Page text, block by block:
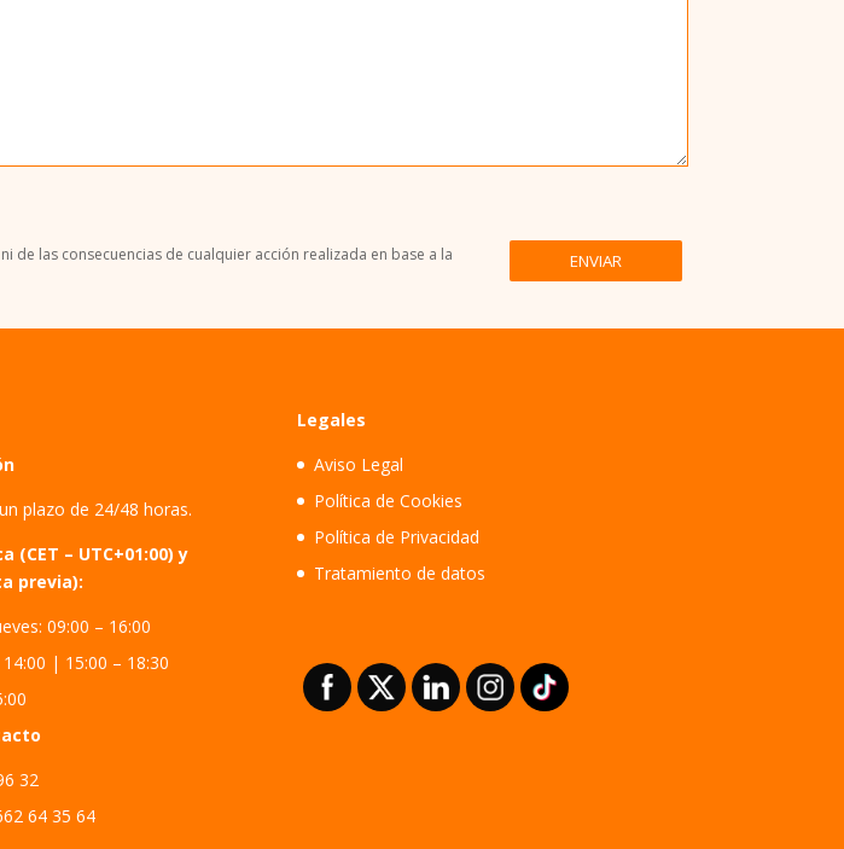
las consecuencias de cualquier acción realizada en base a la
plazo de 24/48 horas.
– UTC+01:00) y
previa):
09:00 – 16:00
| 15:00 – 18:30
32
64 35 64
Legales
Aviso Legal
Política de Cookies
Política de Privacidad
Tratamiento de datos